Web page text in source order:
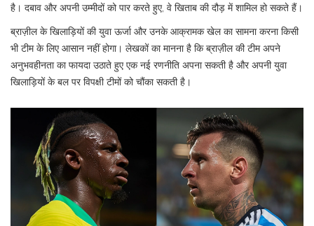
है। दबाव और अपनी उम्मीदों को पार करते हुए, वे खिताब की दौड़ में शामिल हो सकते हैं।
ब्राज़ील के खिलाड़ियों की युवा ऊर्जा और उनके आक्रामक खेल का सामना करना किसी
भी टीम के लिए आसान नहीं होगा। लेखकों का मानना है कि ब्राज़ील की टीम अपने
अनुभवहीनता का फायदा उठाते हुए एक नई रणनीति अपना सकती है और अपनी युवा
खिलाड़ियों के बल पर विपक्षी टीमों को चौंका सकती है।